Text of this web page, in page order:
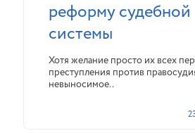
реформу судебной
системы
Хотя желание просто их всех
преступления против
невыносимое..